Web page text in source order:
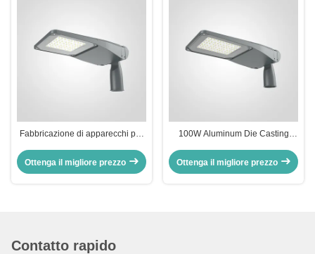
Fabbricazione di apparecchi per
Ottenga il migliore prezzo
100W Aluminum Die Casting
impermeabili
Ottenga il migliore prezzo
Contatto rapido